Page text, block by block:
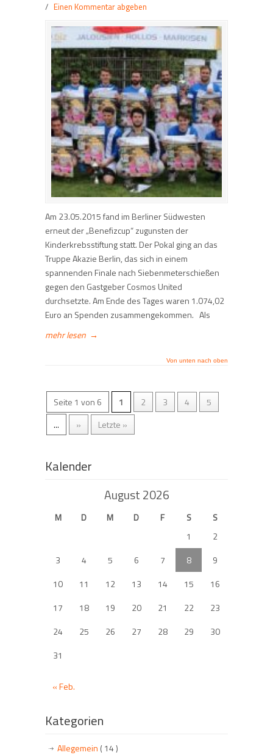
/ Einen Kommentar abgeben
Am 23.05.2015 fand im Berliner Südwesten
erneut der „Benefizcup“ zugunsten der
Kinderkrebsstiftung statt. Der Pokal ging an das
Truppe Akazie Berlin, das sich in einem
spannenden Finale nach Siebenmeterschießen
gegen den Gastgeber Cosmos United
durchsetzte. Am Ende des Tages waren 1.074,02
Euro an Spenden zusammengekommen. Als
mehr lesen →
Von unten nach oben
Seite 1 von 6 1 2 3 4
5
...
» Letzte »
Kalender
August 2026
M D M D F S
S
1
2
3
4 5 6 7 8
9
10
11 12 13 14 15
16
17
18 19 20 21 22
23
24
25 26 27 28 29
30
31
« Feb.
Kategorien
Allegemein ( 14 )